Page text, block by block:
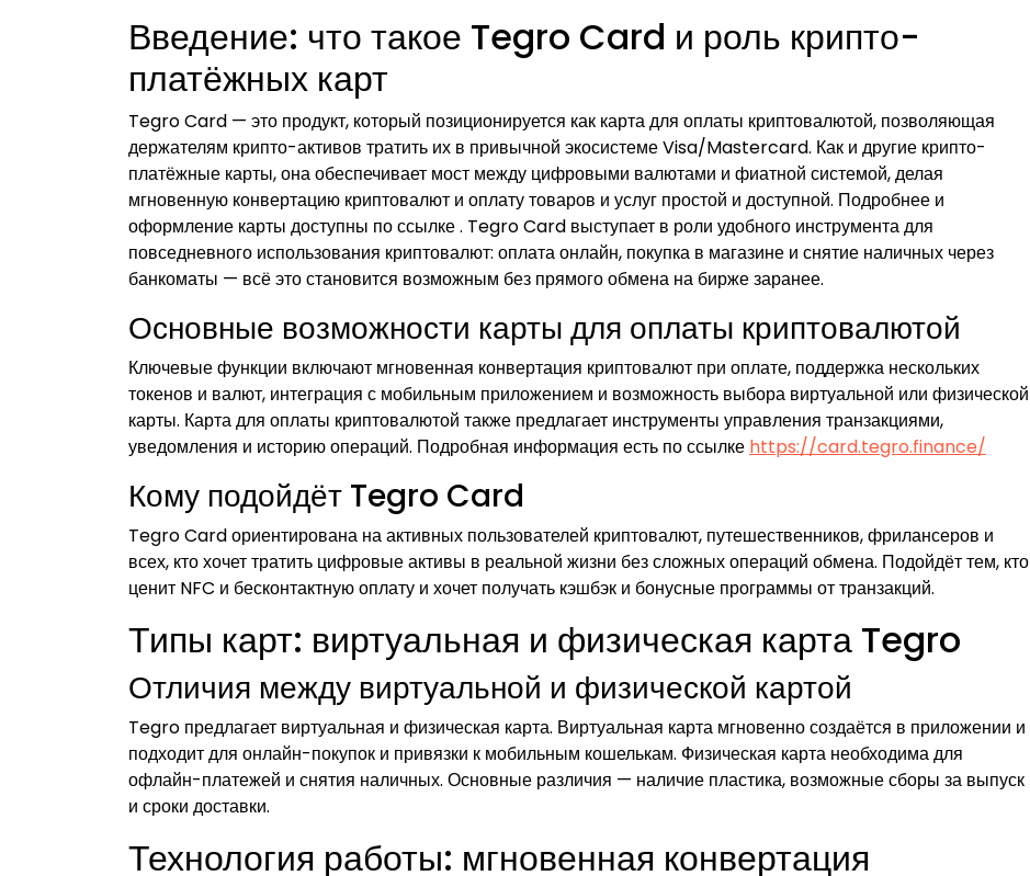
Введение: что такое Tegro Card и роль крипто-
платёжных карт
Tegro Card — это продукт, который позиционируется как карта для оплаты криптовалютой, позволяющая
держателям крипто-активов тратить их в привычной экосистеме Visa/Mastercard. Как и другие крипто-
платёжные карты, она обеспечивает мост между цифровыми валютами и фиатной системой, делая
мгновенную конвертацию криптовалют и оплату товаров и услуг простой и доступной. Подробнее и
оформление карты доступны по ссылке . Tegro Card выступает в роли удобного инструмента для
повседневного использования криптовалют: оплата онлайн, покупка в магазине и снятие наличных через
банкоматы — всё это становится возможным без прямого обмена на бирже заранее.
Основные возможности карты для оплаты криптовалютой
Ключевые функции включают мгновенная конвертация криптовалют при оплате, поддержка нескольких
токенов и валют, интеграция с мобильным приложением и возможность выбора виртуальной или физической
карты. Карта для оплаты криптовалютой также предлагает инструменты управления транзакциями,
уведомления и историю операций. Подробная информация есть по ссылке https://card.tegro.finance/
Кому подойдёт Tegro Card
Tegro Card ориентирована на активных пользователей криптовалют, путешественников, фрилансеров и
всех, кто хочет тратить цифровые активы в реальной жизни без сложных операций обмена. Подойдёт тем, кто
ценит NFC и бесконтактную оплату и хочет получать кэшбэк и бонусные программы от транзакций.
Типы карт: виртуальная и физическая карта Tegro
Отличия между виртуальной и физической картой
Tegro предлагает виртуальная и физическая карта. Виртуальная карта мгновенно создаётся в приложении и
подходит для онлайн-покупок и привязки к мобильным кошелькам. Физическая карта необходима для
офлайн-платежей и снятия наличных. Основные различия — наличие пластика, возможные сборы за выпуск
и сроки доставки.
Технология работы: мгновенная конвертация